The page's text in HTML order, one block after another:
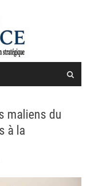
maliens du
à la